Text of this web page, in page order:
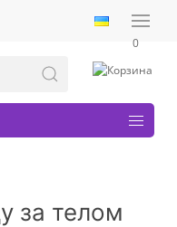
0
за телом